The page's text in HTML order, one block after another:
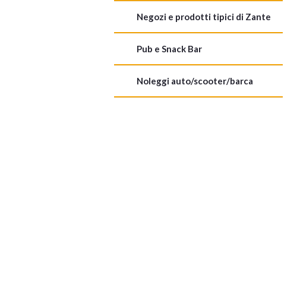
Negozi e prodotti tipici di Zante
Pub e Snack Bar
Noleggi auto/scooter/barca